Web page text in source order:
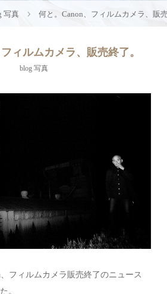
写真 何と。Canon、フィルムカメラ、販
ィルムカメラ、販売終了。
blog 写真
、フィルムカメラ販売終了のニュース
。